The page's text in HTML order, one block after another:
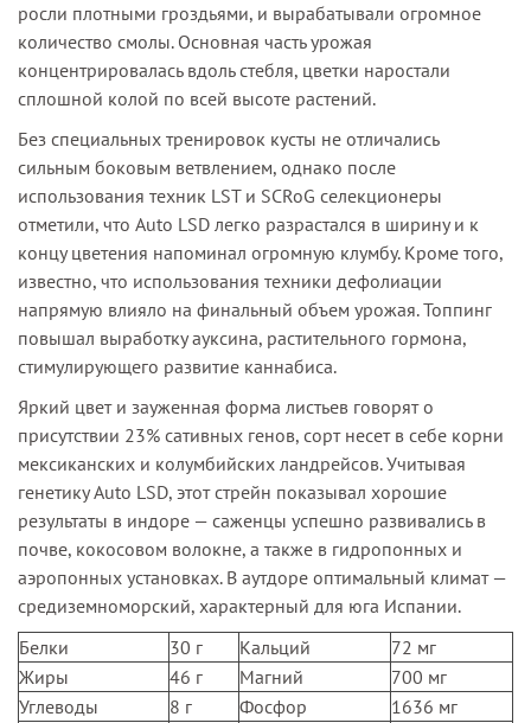
росли плотными гроздьями, и вырабатывали огромное
количество смолы. Основная часть урожая
концентрировалась вдоль стебля, цветки наростали
сплошной колой по всей высоте растений.
Без специальных тренировок кусты не отличались
сильным боковым ветвлением, однако после
использования техник LST и SCRoG селекционеры
отметили, что Auto LSD легко разрастался в ширину и к
концу цветения напоминал огромную клумбу. Кроме того,
известно, что использования техники дефолиации
напрямую влияло на финальный объем урожая. Топпинг
повышал выработку ауксина, растительного гормона,
стимулирующего развитие каннабиса.
Яркий цвет и зауженная форма листьев говорят о
присутствии 23% сативных генов, сорт несет в себе корни
мексиканских и колумбийских ландрейсов. Учитывая
генетику Auto LSD, этот стрейн показывал хорошие
результаты в индоре — саженцы успешно развивались в
почве, кокосовом волокне, а также в гидропонных и
аэропонных установках. В аутдоре оптимальный климат —
средиземноморский, характерный для юга Испании.
Белки
30 г Кальций
72 мг
Жиры
46 г Магний
700 мг
Углеводы
8 г Фосфор
1636 мг